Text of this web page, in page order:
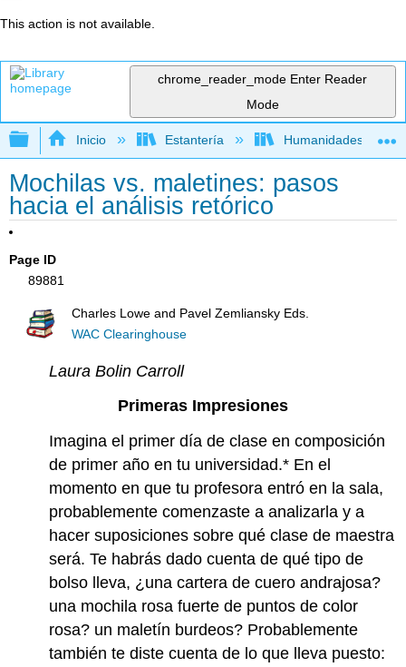
This action is not available.
chrome_reader_mode Enter Reader
Mode
Expandir/contraer jerarquía global
Inicio Estantería Humanidades
Mochilas vs. maletines: pasos
hacia el análisis retórico
Page ID
89881
Charles Lowe and Pavel Zemliansky Eds.
WAC Clearinghouse
Laura Bolin Carroll
Primeras Impresiones
Imagina el primer día de clase en composición
de primer año en tu universidad.* En el
momento en que tu profesora entró en la sala,
probablemente comenzaste a analizarla y a
hacer suposiciones sobre qué clase de maestra
será. Te habrás dado cuenta de qué tipo de
bolso lleva, ¿una cartera de cuero andrajosa?
una mochila rosa fuerte de puntos de color
rosa? un maletín burdeos? Probablemente
también te diste cuenta de lo que lleva puesto: